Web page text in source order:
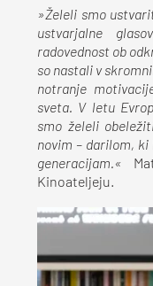
»Želeli smo
ustvarjalne
radovednost ob
so nastali v
notranje
sveta. V letu
smo želeli
novim – darilom,
generacijam.«
Kinoateljeju.